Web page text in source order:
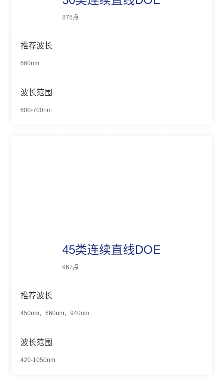
875点
推荐波长
660nm
波长范围
600-700nm
45类连续直线DOE
967点
推荐波长
450nm，660nm，940nm
波长范围
420-1050nm